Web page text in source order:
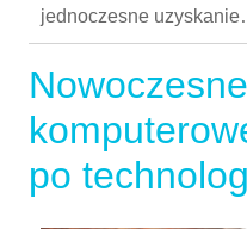
jednoczesne uzyskanie
po